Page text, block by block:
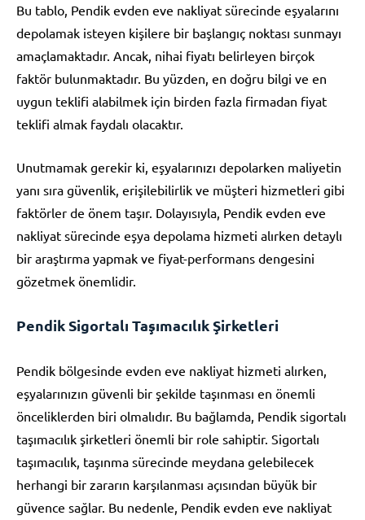
Bu tablo, Pendik evden eve nakliyat sürecinde eşyalarını
depolamak isteyen kişilere bir başlangıç noktası sunmayı
amaçlamaktadır. Ancak, nihai fiyatı belirleyen birçok
faktör bulunmaktadır. Bu yüzden, en doğru bilgi ve en
uygun teklifi alabilmek için birden fazla firmadan fiyat
teklifi almak faydalı olacaktır.
Unutmamak gerekir ki, eşyalarınızı depolarken maliyetin
yanı sıra güvenlik, erişilebilirlik ve müşteri hizmetleri gibi
faktörler de önem taşır. Dolayısıyla, Pendik evden eve
nakliyat sürecinde eşya depolama hizmeti alırken detaylı
bir araştırma yapmak ve fiyat-performans dengesini
gözetmek önemlidir.
Pendik Sigortalı Taşımacılık Şirketleri
Pendik bölgesinde evden eve nakliyat hizmeti alırken,
eşyalarınızın güvenli bir şekilde taşınması en önemli
önceliklerden biri olmalıdır. Bu bağlamda, Pendik sigortalı
taşımacılık şirketleri önemli bir role sahiptir. Sigortalı
taşımacılık, taşınma sürecinde meydana gelebilecek
herhangi bir zararın karşılanması açısından büyük bir
güvence sağlar. Bu nedenle, Pendik evden eve nakliyat